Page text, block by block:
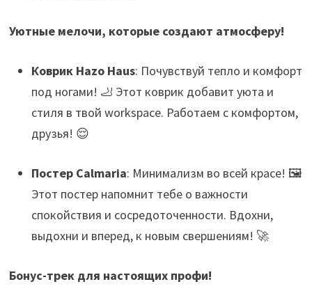
Уютные мелочи, которые создают атмосферу!
Коврик Hazo Haus: Почувствуй тепло и комфорт
под ногами! 🦶 Этот коврик добавит уюта и
стиля в твой workspace. Работаем с комфортом,
друзья! 😌
Постер Calmaria: Минимализм во всей красе! 🖼️
Этот постер напомнит тебе о важности
спокойствия и сосредоточенности. Вдохни,
выдохни и вперед, к новым свершениям! 🚀
Бонус-трек для настоящих профи!